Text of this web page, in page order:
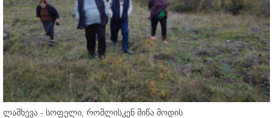
ლაშხევა - სოფელი, რომლისკენ მიწა მოდის